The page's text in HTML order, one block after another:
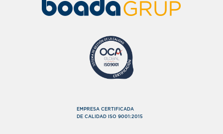
EMPRESA CERTIFICADA
DE CALIDAD ISO 9001:2015